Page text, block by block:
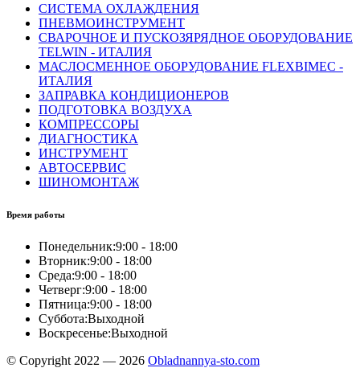
СИСТЕМА ОХЛАЖДЕНИЯ
ПНЕВМОИНСТРУМЕНТ
СВАРОЧНОЕ И ПУСКОЗЯРЯДНОЕ ОБОРУДОВАНИЕ
TELWIN - ИТАЛИЯ
МАСЛОСМЕННОЕ ОБОРУДОВАНИЕ FLEXBIMEC -
ИТАЛИЯ
ЗАПРАВКА КОНДИЦИОНЕРОВ
ПОДГОТОВКА ВОЗДУХА
КОМПРЕССОРЫ
ДИАГНОСТИКА
ИНСТРУМЕНТ
АВТОСЕРВИС
ШИНОМОНТАЖ
Время работы
Понедельник:9:00 - 18:00
Вторник:9:00 - 18:00
Среда:9:00 - 18:00
Четверг:9:00 - 18:00
Пятница:9:00 - 18:00
Суббота:Выходной
Воскресенье:Выходной
© Copyright 2022 — 2026 Obladnannya-sto.com